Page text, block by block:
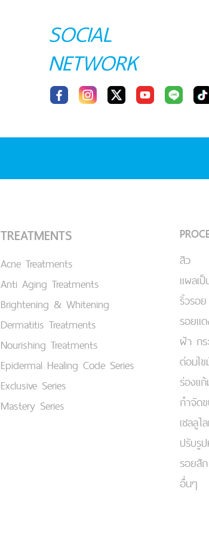
SOCIAL
NETWORK
TREATMENTS
Acne Treatments
Anti Aging Treatments
Brightening & Whitening
Dermatitis Treatments
Nourishing Treatments
Epidermal Healing Code Series
Exclusive Series
Mastery Series
สิว
แผลเ
ริ้วรอ
รอยแ
ฝ้า ก
ต่อมไ
ร่องแ
กำจัด
เชลลู
ปรับรู
รอยสัก
อื่นๆ